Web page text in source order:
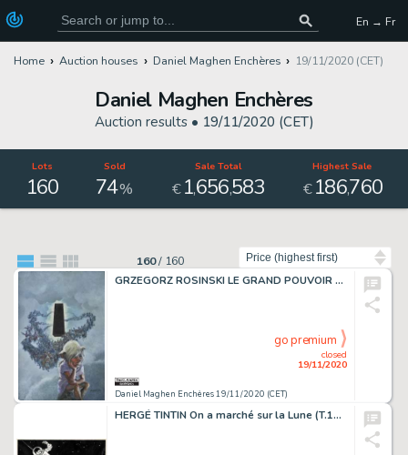
En → Fr
Home Auction houses Daniel Maghen Enchères 19/11/2020 (CET)
Daniel Maghen Enchères
Auction results • 19/11/2020 (CET)
Lots
160
Sold
74%
Sale Total
€ 1,656,583
Highest Sale
€ 186,760
160/ 160
GRZEGORZ ROSINSKI LE GRAND POUVOIR DU CHNINKEL, Casterman 1988 Couverture originale....
Daniel Maghen Enchères 19/11/2020 (CET)
closed
19/11/2020
go premium
HERGÉ TINTIN On a marché sur la Lune (T.17), Casterman 1954 Illustration réalisée...